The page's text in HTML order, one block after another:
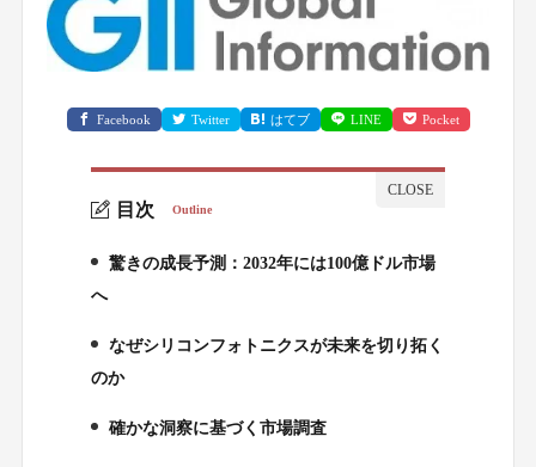
Facebook Twitter はてブ LINE Pocket
目次 Outline
1.
驚きの成長予測：2032年には100億ドル市場
へ
なぜシリコンフォトニクスが未来を切り拓く
のか
3.
確かな洞察に基づく市場調査